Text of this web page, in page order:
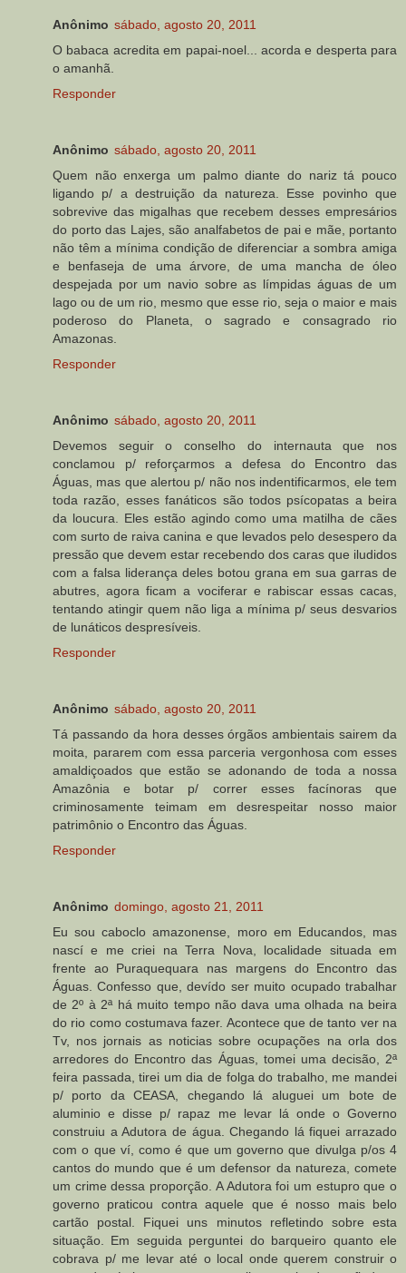
Anônimo sábado, agosto 20, 2011
O babaca acredita em papai-noel... acorda e desperta para
o amanhã.
Responder
Anônimo sábado, agosto 20, 2011
Quem não enxerga um palmo diante do nariz tá pouco
ligando p/ a destruição da natureza. Esse povinho que
sobrevive das migalhas que recebem desses empresários
do porto das Lajes, são analfabetos de pai e mãe, portanto
não têm a mínima condição de diferenciar a sombra amiga
e benfaseja de uma árvore, de uma mancha de óleo
despejada por um navio sobre as límpidas águas de um
lago ou de um rio, mesmo que esse rio, seja o maior e mais
poderoso do Planeta, o sagrado e consagrado rio
Amazonas.
Responder
Anônimo sábado, agosto 20, 2011
Devemos seguir o conselho do internauta que nos
conclamou p/ reforçarmos a defesa do Encontro das
Águas, mas que alertou p/ não nos indentificarmos, ele tem
toda razão, esses fanáticos são todos psícopatas a beira
da loucura. Eles estão agindo como uma matilha de cães
com surto de raiva canina e que levados pelo desespero da
pressão que devem estar recebendo dos caras que iludidos
com a falsa liderança deles botou grana em sua garras de
abutres, agora ficam a vociferar e rabiscar essas cacas,
tentando atingir quem não liga a mínima p/ seus desvarios
de lunáticos despresíveis.
Responder
Anônimo sábado, agosto 20, 2011
Tá passando da hora desses órgãos ambientais sairem da
moita, pararem com essa parceria vergonhosa com esses
amaldiçoados que estão se adonando de toda a nossa
Amazônia e botar p/ correr esses facínoras que
criminosamente teimam em desrespeitar nosso maior
patrimônio o Encontro das Águas.
Responder
Anônimo domingo, agosto 21, 2011
Eu sou caboclo amazonense, moro em Educandos, mas
nascí e me criei na Terra Nova, localidade situada em
frente ao Puraquequara nas margens do Encontro das
Águas. Confesso que, devído ser muito ocupado trabalhar
de 2º à 2ª há muito tempo não dava uma olhada na beira
do rio como costumava fazer. Acontece que de tanto ver na
Tv, nos jornais as noticias sobre ocupações na orla dos
arredores do Encontro das Águas, tomei uma decisão, 2ª
feira passada, tirei um dia de folga do trabalho, me mandei
p/ porto da CEASA, chegando lá aluguei um bote de
aluminio e disse p/ rapaz me levar lá onde o Governo
construiu a Adutora de água. Chegando lá fiquei arrazado
com o que ví, como é que um governo que divulga p/os 4
cantos do mundo que é um defensor da natureza, comete
um crime dessa proporção. A Adutora foi um estupro que o
governo praticou contra aquele que é nosso mais belo
cartão postal. Fiquei uns minutos refletindo sobre esta
situação. Em seguida perguntei do barqueiro quanto ele
cobrava p/ me levar até o local onde querem construir o